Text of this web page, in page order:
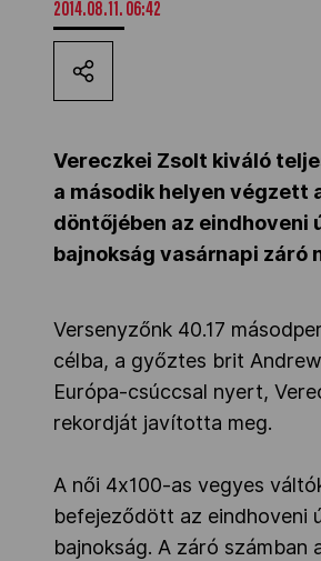
Kettőskarrier-program
NOB
Társszervezetek
Adatbank
2014.08.11. 06:42
Vereczkei Zsolt kiváló
a második helyen végzett
döntőjében az eindhoveni
bajnokság vasárnapi záró
Versenyzőnk 40.17
célba, a győztes brit
Európa-csúccsal nyert,
rekordját javította meg.
A női 4x100-as vegyes
befejeződött az eindhoveni
bajnokság. A záró számban